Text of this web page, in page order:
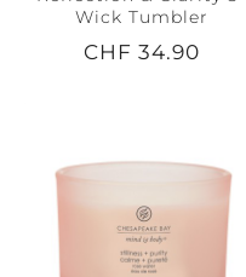
Wick Tumbler
CHF 34.90